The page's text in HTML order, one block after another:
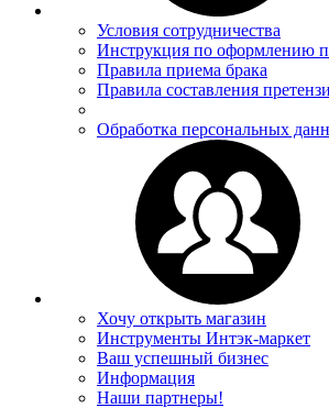
Условия сотрудничества
Инструкция по оформлению
Правила приема брака
Правила составления
Обработка персональных
Хочу открыть магазин
Инструменты Интэк-маркет
Ваш успешный бизнес
Информация
Наши партнеры!